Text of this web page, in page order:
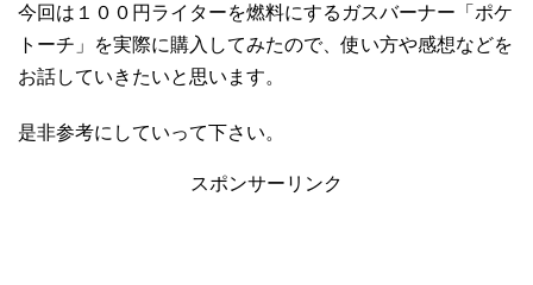
今回は１００円ライターを燃料にするガスバーナー「ポケ
トーチ」を実際に購入してみたので、使い方や感想などを
お話していきたいと思います。
是非参考にしていって下さい。
スポンサーリンク